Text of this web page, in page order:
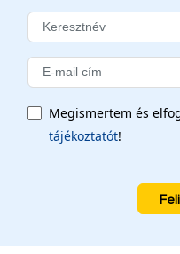
Megismertem és
tájékoztatót!